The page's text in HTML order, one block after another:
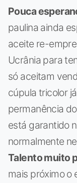
Pouca
paulina ainda
aceite re-
Ucrânia para
só aceitam
cúpula tricolor
permanência
está garantido
normalmente
Talento muito
mais próximo o